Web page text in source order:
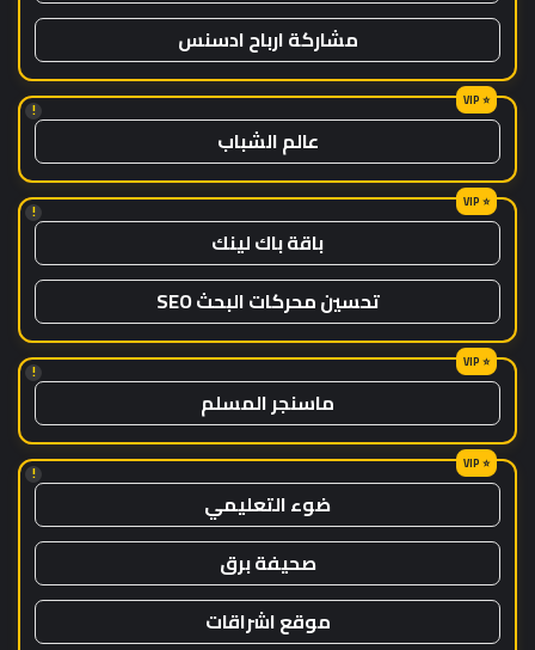
مشاركة ارباح ادسنس
!
عالم الشباب
!
باقة باك لينك
تحسين محركات البحث SEO
!
ماسنجر المسلم
!
ضوء التعليمي
صحيفة برق
موقع اشراقات